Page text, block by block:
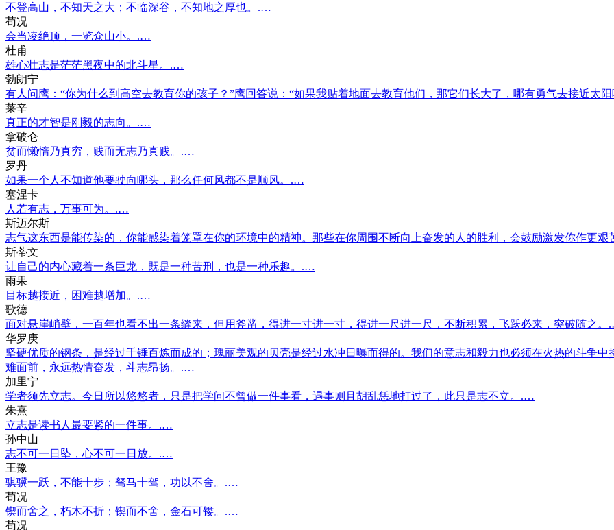
不登高山，不知天之大；不临深谷，不知地之厚也。.…
荀况
会当凌绝顶，一览众山小。.…
杜甫
雄心壮志是茫茫黑夜中的北斗星。.…
勃朗宁
有人问鹰：“你为什么到高空去教育你的孩子？”鹰回答说：“如果我贴着地面去教育他们，那它们长大了，哪有勇气去接近太
莱辛
真正的才智是刚毅的志向。.…
拿破仑
贫而懒惰乃真穷，贱而无志乃真贱。.…
罗丹
如果一个人不知道他要驶向哪头，那么任何风都不是顺风。.…
塞涅卡
人若有志，万事可为。.…
斯迈尔斯
志气这东西是能传染的，你能感染着笼罩在你的环境中的精神。那些在你周围不断向上奋发的人的胜利，会鼓励激发你作更
斯蒂文
让自己的内心藏着一条巨龙，既是一种苦刑，也是一种乐趣。.…
雨果
目标越接近，困难越增加。.…
歌德
面对悬崖峭壁，一百年也看不出一条缝来，但用斧凿，得进一寸进一寸，得进一尺进一尺，不断积累，飞跃必来，突破随之
华罗庚
坚硬优质的钢条，是经过千锤百炼而成的；瑰丽美观的贝壳是经过水冲日曝而得的。我们的意志和毅力也必须在火热的斗争
难面前，永远热情奋发，斗志昂扬。.…
加里宁
学者须先立志。今日所以悠悠者，只是把学问不曾做一件事看，遇事则且胡乱恁地打过了，此只是志不立。.…
朱熹
立志是读书人最要紧的一件事。.…
孙中山
志不可一日坠，心不可一日放。.…
王豫
骐骥一跃，不能十步；驽马十驾，功以不舍。.…
荀况
锲而舍之，朽木不折；锲而不舍，金石可镂。.…
荀况